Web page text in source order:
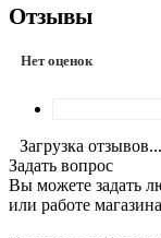
Отзывы
Нет оценок
Загрузка отзывов...
Задать вопрос
Вы можете задать
или работе